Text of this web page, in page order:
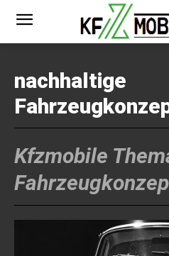
nachhaltige
Kfzmobile